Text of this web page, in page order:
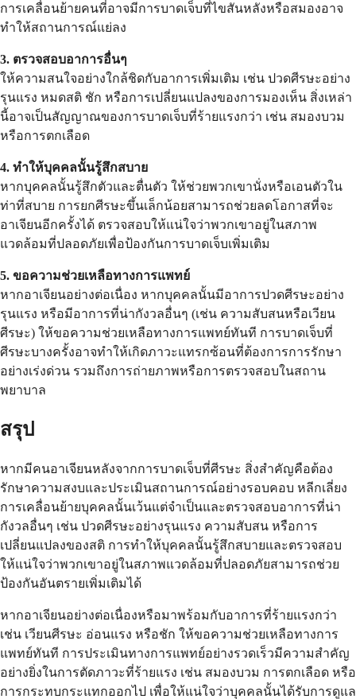
การเคลื่อนย้ายคนที่อาจมีการบาดเจ็บที่ไขสันหลังหรือสมองอาจ
ทำให้สถานการณ์แย่ลง
3. ตรวจสอบอาการอื่นๆ
ให้ความสนใจอย่างใกล้ชิดกับอาการเพิ่มเติม เช่น ปวดศีรษะอย่าง
รุนแรง หมดสติ ชัก หรือการเปลี่ยนแปลงของการมองเห็น สิ่งเหล่า
นี้อาจเป็นสัญญาณของการบาดเจ็บที่ร้ายแรงกว่า เช่น สมองบวม
หรือการตกเลือด
4. ทำให้บุคคลนั้นรู้สึกสบาย
หากบุคคลนั้นรู้สึกตัวและตื่นตัว ให้ช่วยพวกเขานั่งหรือเอนตัวใน
ท่าที่สบาย การยกศีรษะขึ้นเล็กน้อยสามารถช่วยลดโอกาสที่จะ
อาเจียนอีกครั้งได้ ตรวจสอบให้แน่ใจว่าพวกเขาอยู่ในสภาพ
แวดล้อมที่ปลอดภัยเพื่อป้องกันการบาดเจ็บเพิ่มเติม
5. ขอความช่วยเหลือทางการแพทย์
หากอาเจียนอย่างต่อเนื่อง หากบุคคลนั้นมีอาการปวดศีรษะอย่าง
รุนแรง หรือมีอาการที่น่ากังวลอื่นๆ (เช่น ความสับสนหรือเวียน
ศีรษะ) ให้ขอความช่วยเหลือทางการแพทย์ทันที การบาดเจ็บที่
ศีรษะบางครั้งอาจทำให้เกิดภาวะแทรกซ้อนที่ต้องการการรักษา
อย่างเร่งด่วน รวมถึงการถ่ายภาพหรือการตรวจสอบในสถาน
พยาบาล
สรุป
หากมีคนอาเจียนหลังจากการบาดเจ็บที่ศีรษะ สิ่งสำคัญคือต้อง
รักษาความสงบและประเมินสถานการณ์อย่างรอบคอบ หลีกเลี่ยง
การเคลื่อนย้ายบุคคลนั้นเว้นแต่จำเป็นและตรวจสอบอาการที่น่า
กังวลอื่นๆ เช่น ปวดศีรษะอย่างรุนแรง ความสับสน หรือการ
เปลี่ยนแปลงของสติ การทำให้บุคคลนั้นรู้สึกสบายและตรวจสอบ
ให้แน่ใจว่าพวกเขาอยู่ในสภาพแวดล้อมที่ปลอดภัยสามารถช่วย
ป้องกันอันตรายเพิ่มเติมได้
หากอาเจียนอย่างต่อเนื่องหรือมาพร้อมกับอาการที่ร้ายแรงกว่า
เช่น เวียนศีรษะ อ่อนแรง หรือชัก ให้ขอความช่วยเหลือทางการ
แพทย์ทันที การประเมินทางการแพทย์อย่างรวดเร็วมีความสำคัญ
อย่างยิ่งในการตัดภาวะที่ร้ายแรง เช่น สมองบวม การตกเลือด หรือ
การกระทบกระแทกออกไป เพื่อให้แน่ใจว่าบุคคลนั้นได้รับการดูแล